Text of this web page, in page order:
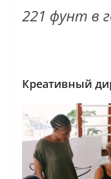
221 фунт в
Креативный